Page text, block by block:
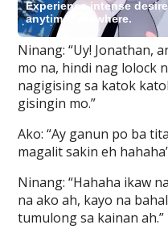
Ninang: “Uy! Jonathan,
mo na, hindi nag lolock
nagigising sa katok
gisingin mo.”
Ako: “Ay ganun po ba
magalit sakin eh
Ninang: “Hahaha ikaw
na ako ah, kayo na
tumulong sa kainan ah.”